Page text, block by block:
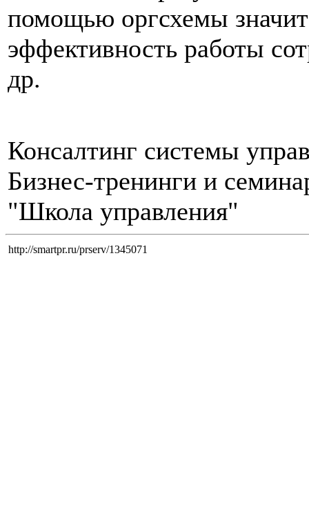
помощью оргсхемы
эффективность работы
др.
Консалтинг системы
Бизнес-тренинги и
"Школа управления"
http://smartpr.ru/prserv/1345071